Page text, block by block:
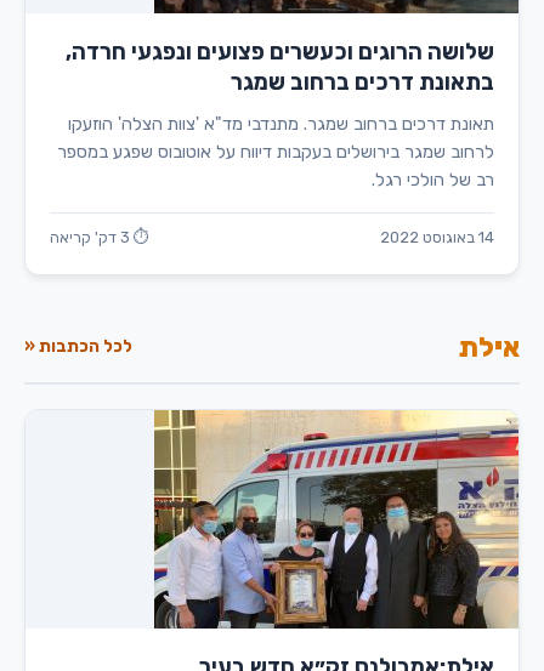
שלושה הרוגים וכעשרים פצועים ונפגעי חרדה,
בתאונת דרכים ברחוב שמגר
תאונת דרכים ברחוב שמגר. מתנדבי מד"א 'צוות הצלה' הוזעקו
לרחוב שמגר בירושלים בעקבות דיווח על אוטובוס שפגע במספר
רב של הולכי רגל.
14 באוגוסט 2022 ⏱ 3 דק' קריאה
אילת לכל הכתבות «